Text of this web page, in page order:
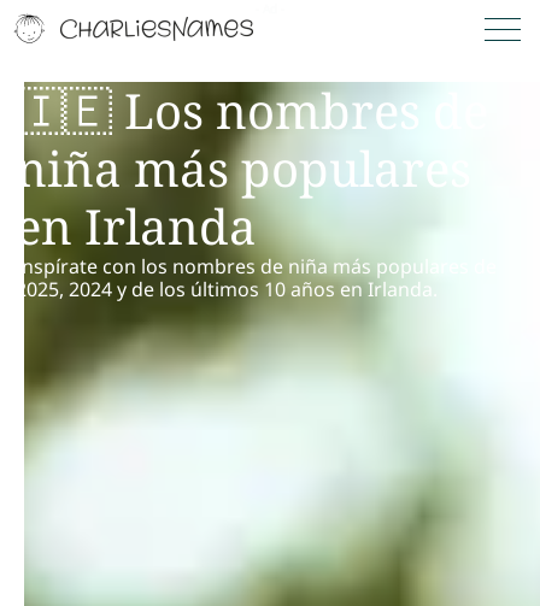
🇮🇪 Los nombres de
niña más populares
en Irlanda
Inspírate con los nombres de niña más populares de
2025, 2024 y de los últimos 10 años en Irlanda.